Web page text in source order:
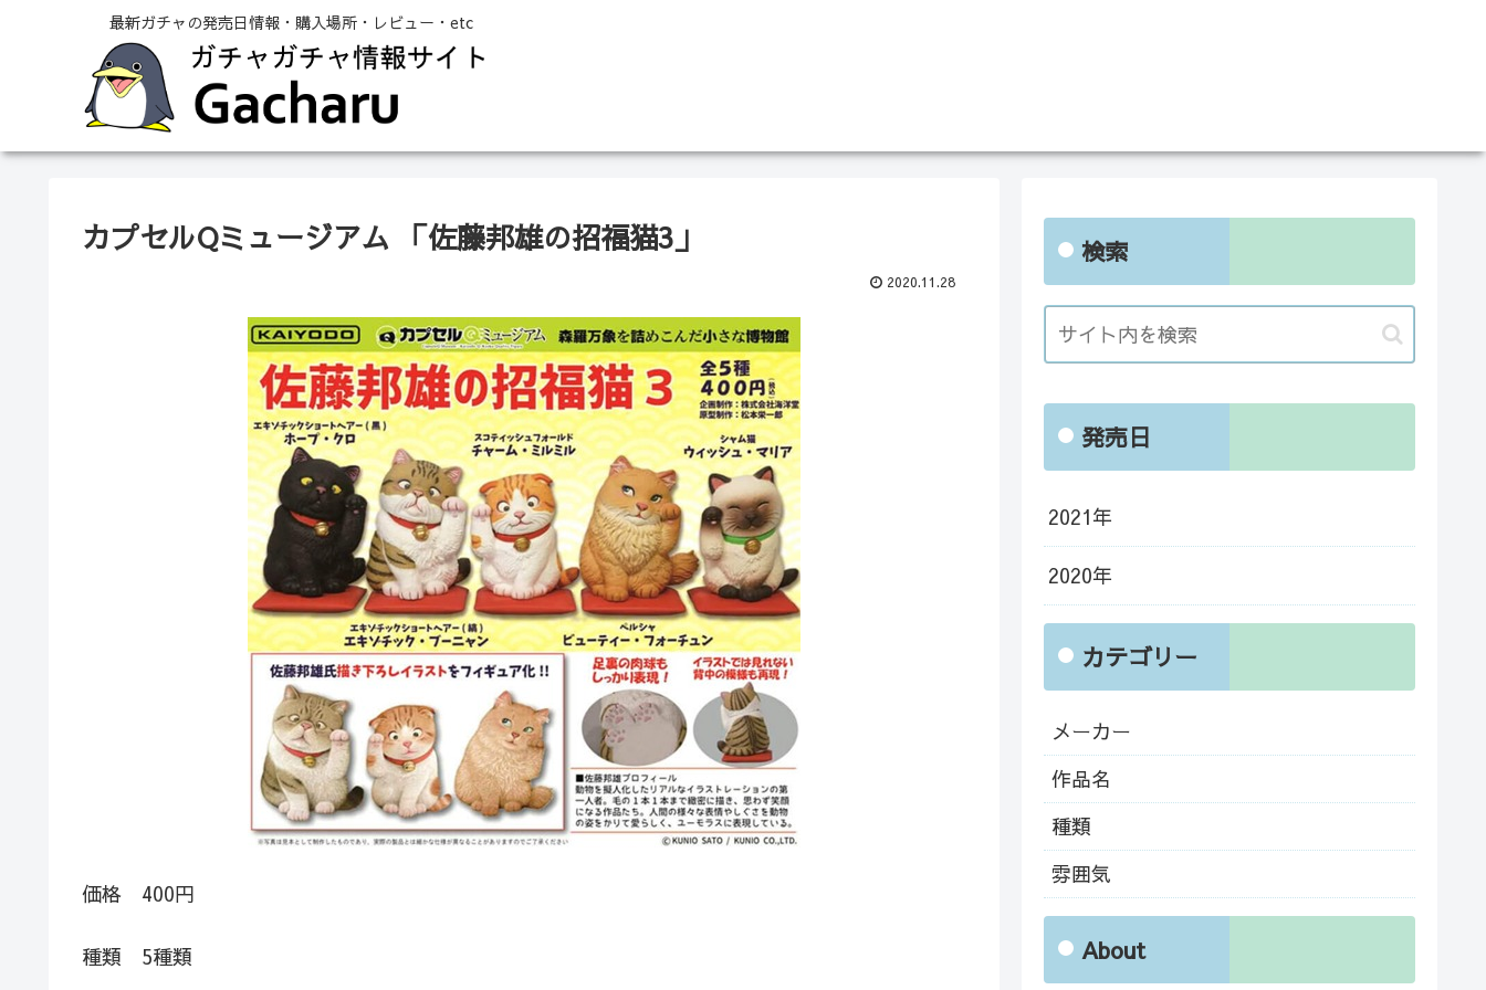
最新ガチャの発売日情報・購入場所・レビュー・etc
カプセルQミュージアム 「佐藤邦雄の招福猫3」
2020.11.28
価格 400円
種類 5種類
検索
発売日
2021年
2020年
カテゴリー
メーカー
作品名
種類
雰囲気
About